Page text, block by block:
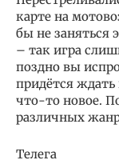
карте на
бы не заняться
– так игра
поздно вы
придётся
что-то новое.
различных
Телега